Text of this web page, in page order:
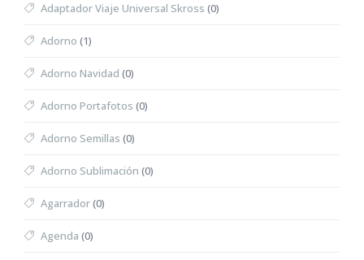
Adaptador Viaje Universal Skross (0)
Adorno (1)
Adorno Navidad (0)
Adorno Portafotos (0)
Adorno Semillas (0)
Adorno Sublimación (0)
Agarrador(0)
Agenda (0)